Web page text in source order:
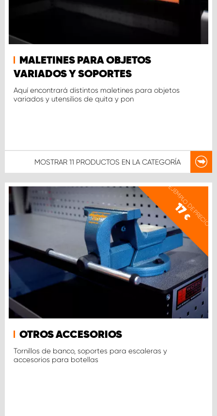
MALETINES PARA OBJETOS
VARIADOS Y SOPORTES
Aquí encontrará distintos maletines para objetos
variados y utensilios de quita y pon
MOSTRAR 11 PRODUCTOS EN LA CATEGORÍA
EJEMPLO DE PRECIO
17
€
OTROS ACCESORIOS
Tornillos de banco, soportes para escaleras y
accesorios para botellas